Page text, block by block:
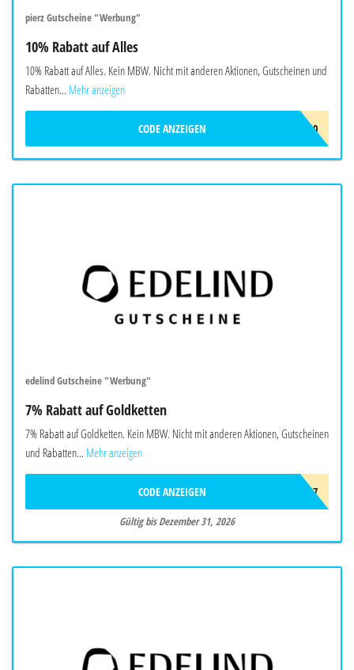
pierz Gutscheine "Werbung"
10% Rabatt auf Alles
10% Rabatt auf Alles. Kein MBW. Nicht mit anderen Aktionen, Gutscheinen und
Rabatten... Mehr anzeigen
ADCELL10
CODE ANZEIGEN
edelind Gutscheine "Werbung"
7% Rabatt auf Goldketten
7% Rabatt auf Goldketten. Kein MBW. Nicht mit anderen Aktionen, Gutscheinen
und Rabatten... Mehr anzeigen
GOLD7
CODE ANZEIGEN
Gültig bis Dezember 31, 2026